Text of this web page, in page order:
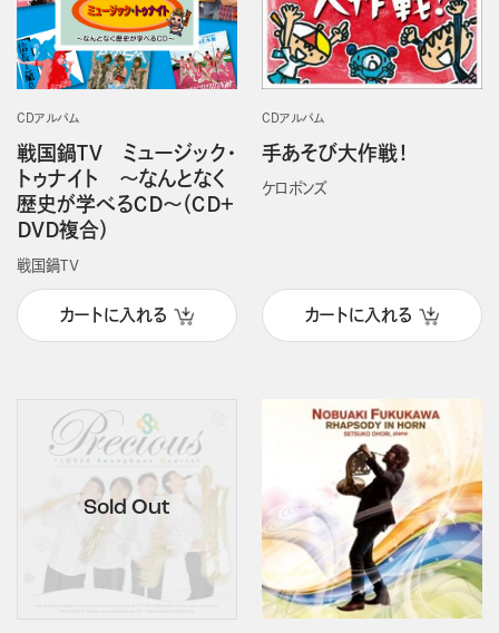
CDアルバム
戦国鍋ＴＶ ミュージック・
トゥナイト ～なんとなく
歴史が学べるＣＤ～（ＣＤ＋
ＤＶＤ複合）
戦国鍋ＴＶ
カートに入れる
CDアルバム
手あそび大作戦！
ケロポンズ
カートに入れる